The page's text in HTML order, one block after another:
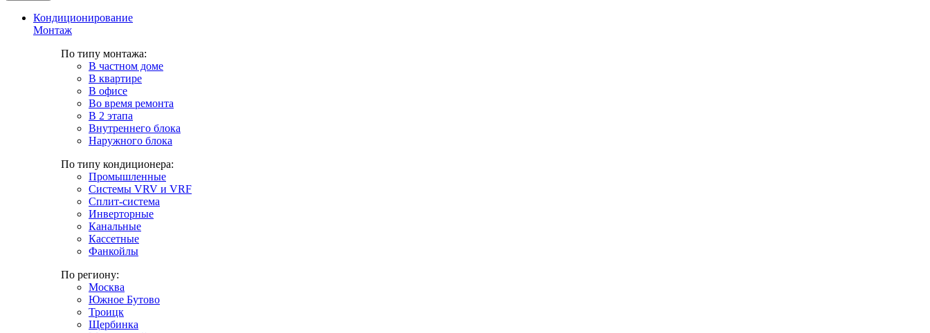
Кондиционирование
Монтаж
По типу монтажа:
В частном доме
В квартире
В офисе
Во время ремонта
В 2 этапа
Внутреннего блока
Наружного блока
По типу кондиционера:
Промышленные
Системы VRV и VRF
Сплит-система
Инверторные
Канальные
Кассетные
Фанкойлы
По региону:
Москва
Южное Бутово
Троицк
Щербинка